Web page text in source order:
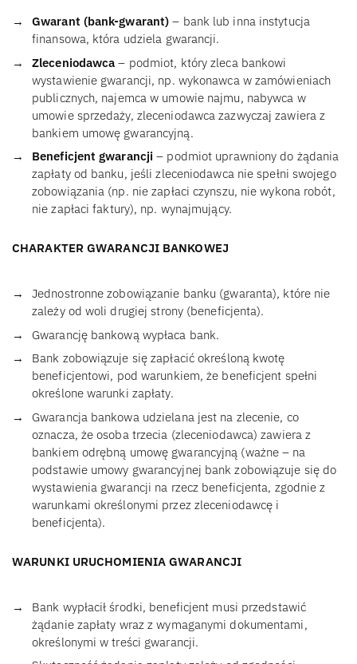
Gwarant (bank-gwarant) – bank lub inna instytucja
finansowa, która udziela gwarancji.
Zleceniodawca – podmiot, który zleca bankowi
wystawienie gwarancji, np. wykonawca w zamówieniach
publicznych, najemca w umowie najmu, nabywca w
umowie sprzedaży, zleceniodawca zazwyczaj zawiera z
bankiem umowę gwarancyjną.
Beneficjent gwarancji – podmiot uprawniony do żądania
zapłaty od banku, jeśli zleceniodawca nie spełni swojego
zobowiązania (np. nie zapłaci czynszu, nie wykona robót,
nie zapłaci faktury), np. wynajmujący.
CHARAKTER GWARANCJI BANKOWEJ
Jednostronne zobowiązanie banku (gwaranta), które nie
zależy od woli drugiej strony (beneficjenta).
Gwarancję bankową wypłaca bank.
Bank zobowiązuje się zapłacić określoną kwotę
beneficjentowi, pod warunkiem, że beneficjent spełni
określone warunki zapłaty.
Gwarancja bankowa udzielana jest na zlecenie, co
oznacza, że osoba trzecia (zleceniodawca) zawiera z
bankiem odrębną umowę gwarancyjną (ważne – na
podstawie umowy gwarancyjnej bank zobowiązuje się do
wystawienia gwarancji na rzecz beneficjenta, zgodnie z
warunkami określonymi przez zleceniodawcę i
beneficjenta).
WARUNKI URUCHOMIENIA GWARANCJI
Bank wypłacił środki, beneficjent musi przedstawić
żądanie zapłaty wraz z wymaganymi dokumentami,
określonymi w treści gwarancji.